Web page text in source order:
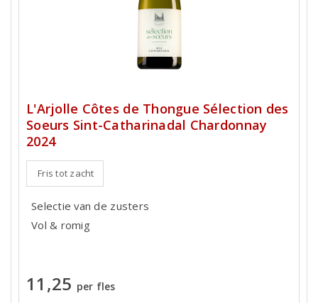
L'Arjolle Côtes de Thongue Sélection des
Soeurs Sint-Catharinadal Chardonnay
2024
Fris tot zacht
Selectie van de zusters
Vol & romig
11,25 per fles